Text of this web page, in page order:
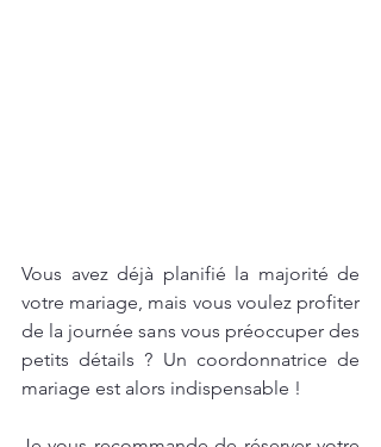
Vous avez déjà planifié la majorité de
votre mariage, mais vous voulez profiter
de la journée sans vous préoccuper des
petits détails ? Un coordonnatrice de
mariage est alors indispensable !